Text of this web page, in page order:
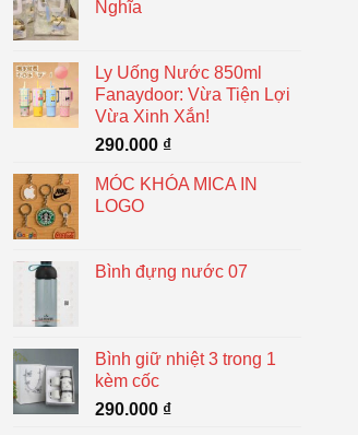
Nghĩa
Ly Uống Nước 850ml
Fanaydoor: Vừa Tiện Lợi
Vừa Xinh Xắn!
290.000 ₫
MÓC KHÓA MICA IN
LOGO
Bình đựng nước 07
Bình giữ nhiệt 3 trong 1
kèm cốc
290.000 ₫